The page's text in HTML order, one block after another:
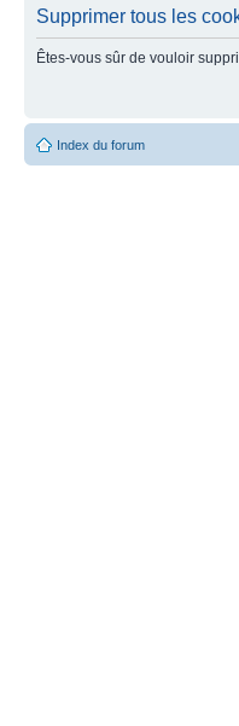
Supprimer tous les
Êtes-vous sûr de vouloir
Index du forum